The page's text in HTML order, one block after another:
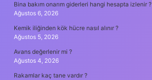
Bina bakım onarım giderleri hangi hesapta izlenir ?
Ağustos 6, 2026
Kemik iliğinden kök hücre nasıl alınır ?
Ağustos 5, 2026
Avans değerlenir mi ?
Ağustos 4, 2026
Rakamlar kaç tane vardır ?